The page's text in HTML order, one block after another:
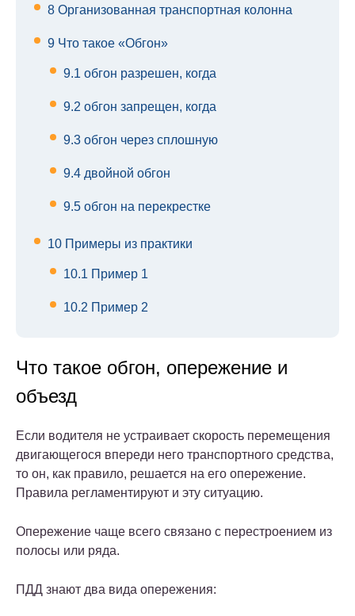
8 Организованная транспортная колонна
9 Что такое «Обгон»
9.1 обгон разрешен, когда
9.2 обгон запрещен, когда
9.3 обгон через сплошную
9.4 двойной обгон
9.5 обгон на перекрестке
10 Примеры из практики
10.1 Пример 1
10.2 Пример 2
Что такое обгон, опережение и
объезд
Если водителя не устраивает скорость перемещения
двигающегося впереди него транспортного средства,
то он, как правило, решается на его опережение.
Правила регламентируют и эту ситуацию.
Опережение чаще всего связано с перестроением из
полосы или ряда.
ПДД знают два вида опережения: